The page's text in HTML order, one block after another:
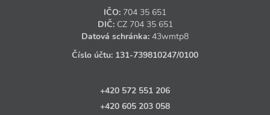
IČO: 704 35 651
DIČ: CZ 704 35 651
Datová schránka: 43wmtp8
Číslo účtu: 131‑739810247/0100
+420 572 551 206
+420 605 203 058